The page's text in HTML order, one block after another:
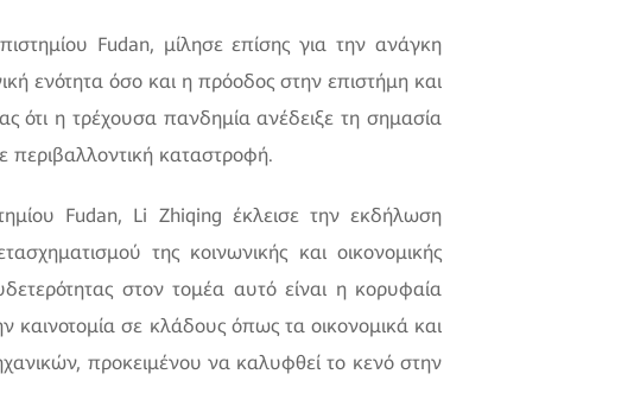
Fudan, μίλησε επίσης για την ανάγκη
ενότητα όσο και η πρόοδος στην επιστήμη και
ότι η τρέχουσα πανδημία ανέδειξε τη σημασία
περιβαλλοντική καταστροφή.
Fudan, Li Zhiqing έκλεισε την εκδήλωση
της κοινωνικής και οικονομικής
στον τομέα αυτό είναι η κορυφαία
καινοτομία σε κλάδους όπως τα οικονομικά και
προκειμένου να καλυφθεί το κενό στην